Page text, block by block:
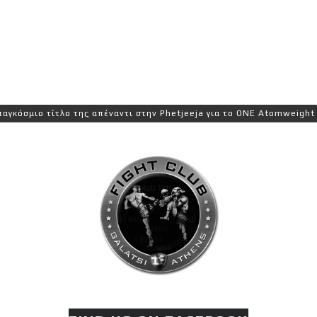
τίτλο της απέναντι στην Phetjeeja για το ONE Atomweight